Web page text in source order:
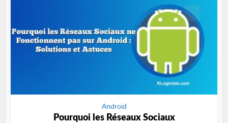
Android
Pourquoi les Réseaux Sociaux